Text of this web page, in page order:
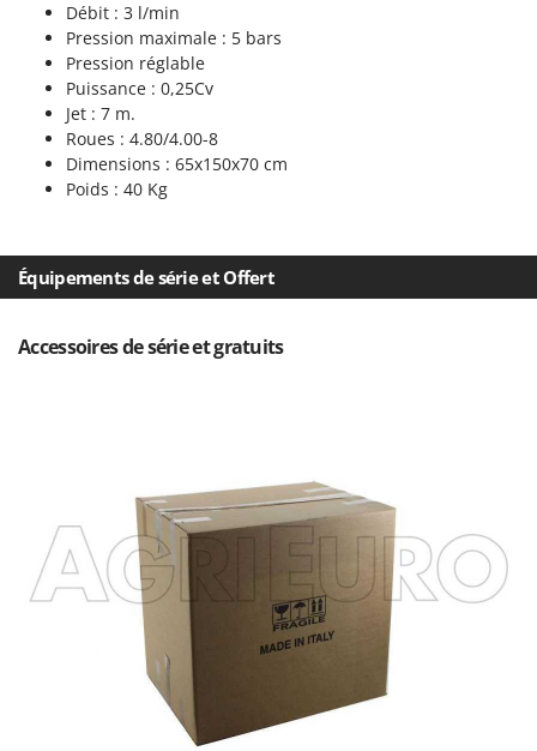
Vêtements de Sécurité
Vibroculteurs à tracteur
M.A.I.BO.
Macom
Macte Ovens
Makita
MAMMAMIA
Marcato
Master
Masterpro
Minox
Mockmill
More than chef
Débit : 3 l/min
Pression maximale : 5 bars
Pression réglable
Puissance : 0,25Cv
Jet : 7 m.
Roues : 4.80/4.00-8
Dimensions : 65x150x70 cm
Poids : 40 Kg
Équipements de série et Offert
Accessoires de série et gratuits